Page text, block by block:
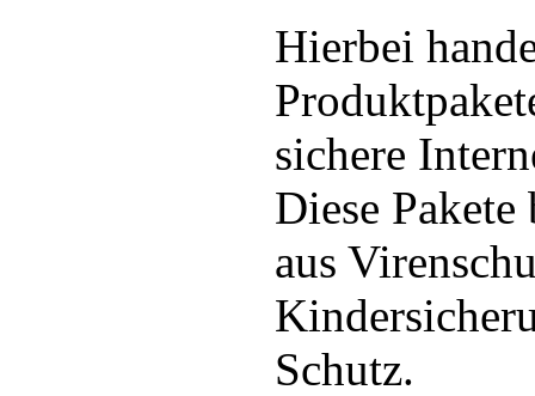
Hierbei
sichere
Diese Pakete
aus
Schutz.